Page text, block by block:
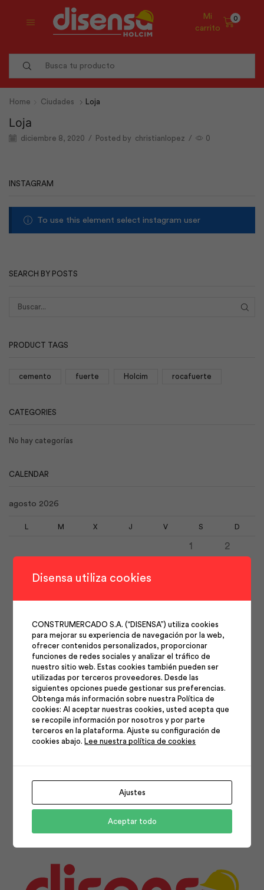
Mi
carrito
0
Home Ciudades Loja
Loja
diciembre 8, 2020 / Posted by christianlopez / 0
INSTAGRAM
To use this element select instagram user
SEARCH BY POSTS
PRODUCT TAGS
cemento fuerte Holcim rocafuerte
CATEGORIES
No hay categorías
CALENDAR
agosto 2026
M X J V S D
1
2
25 26 27 28 29
Síguenos en nuestras
redes
FacebookInstagramYoutube
Disensa utiliza cookies
CONSTRUMERCADO S.A. (“DISENSA”) utiliza cookies
para mejorar su experiencia de navegación por la web,
ofrecer contenidos personalizados, proporcionar
funciones de redes sociales y analizar el tráfico de
nuestro sitio web. Estas cookies también pueden ser
utilizadas por terceros proveedores. Desde las
siguientes opciones puede gestionar sus preferencias.
Obtenga más información sobre nuestra Política de
cookies: Al aceptar nuestras cookies, usted acepta que
se recopile información por nosotros y por parte
terceros en la plataforma. Ajuste su configuración de
cookies abajo. Lee nuestra política de cookies
Ajustes
Aceptar todo